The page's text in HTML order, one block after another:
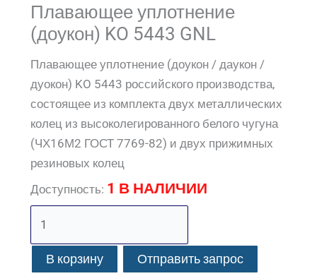
Плавающее уплотнение
(доукон) KO 5443 GNL
Плавающее уплотнение (доукон / даукон /
дуокон) KO 5443 российского производства,
состоящее из комплекта двух металлических
колец из высоколегированного белого чугуна
(ЧХ16М2 ГОСТ 7769-82) и двух прижимных
резиновых колец
Доступность: 1 В НАЛИЧИИ
В корзину Отправить запрос